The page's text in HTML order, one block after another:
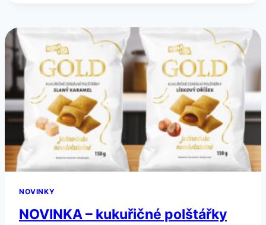
MALINAMI
ZÍSKALA
SKVĚLÉ
HODNOCENÍ
V
POŘADU
ČERNÉ
OVCE
NOVINKY
NOVINKA – kukuřičné polštářky